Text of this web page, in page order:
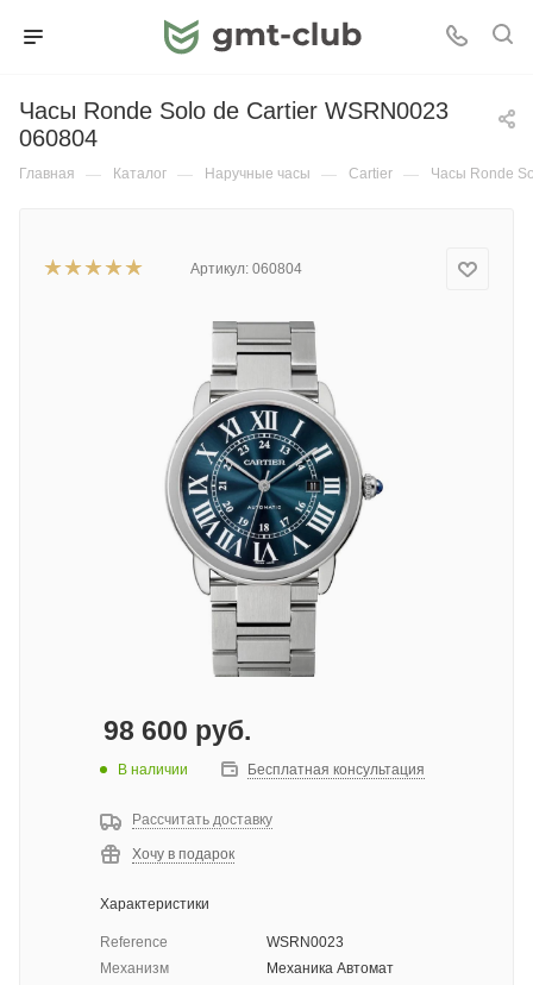
Часы Ronde Solo de Cartier WSRN0023
060804
Главная — Каталог — Наручные часы — Cartier — Часы Ronde
Артикул: 060804
98 600 руб.
В наличии Бесплатная консультация
Рассчитать доставку
Хочу в подарок
Характеристики
Reference
WSRN0023
Механизм
Механика Автомат